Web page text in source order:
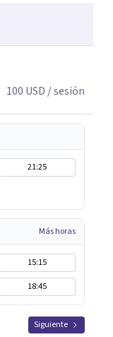
el inconsciente,
es único y
100 USD / sesión
21:25
Más horas
15:15
18:45
Siguiente